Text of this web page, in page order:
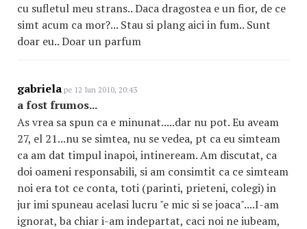
cu sufletul meu strans.. Daca dragostea e un fior, de ce
simt acum ca mor?... Stau si plang aici in fum.. Sunt
doar eu.. Doar un parfum
gabriela pe 12 Iun 2010, 20:43
a fost frumos...
As vrea sa spun ca e minunat.....dar nu pot. Eu aveam
27, el 21...nu se simtea, nu se vedea, pt ca eu simteam
ca am dat timpul inapoi, intineream. Am discutat, ca
doi oameni responsabili, si am consimtit ca ce simteam
noi era tot ce conta, toti (parinti, prieteni, colegi) in
jur imi spuneau acelasi lucru "e mic si se joaca"....I-am
ignorat, ba chiar i-am indepartat, caci noi ne iubeam,